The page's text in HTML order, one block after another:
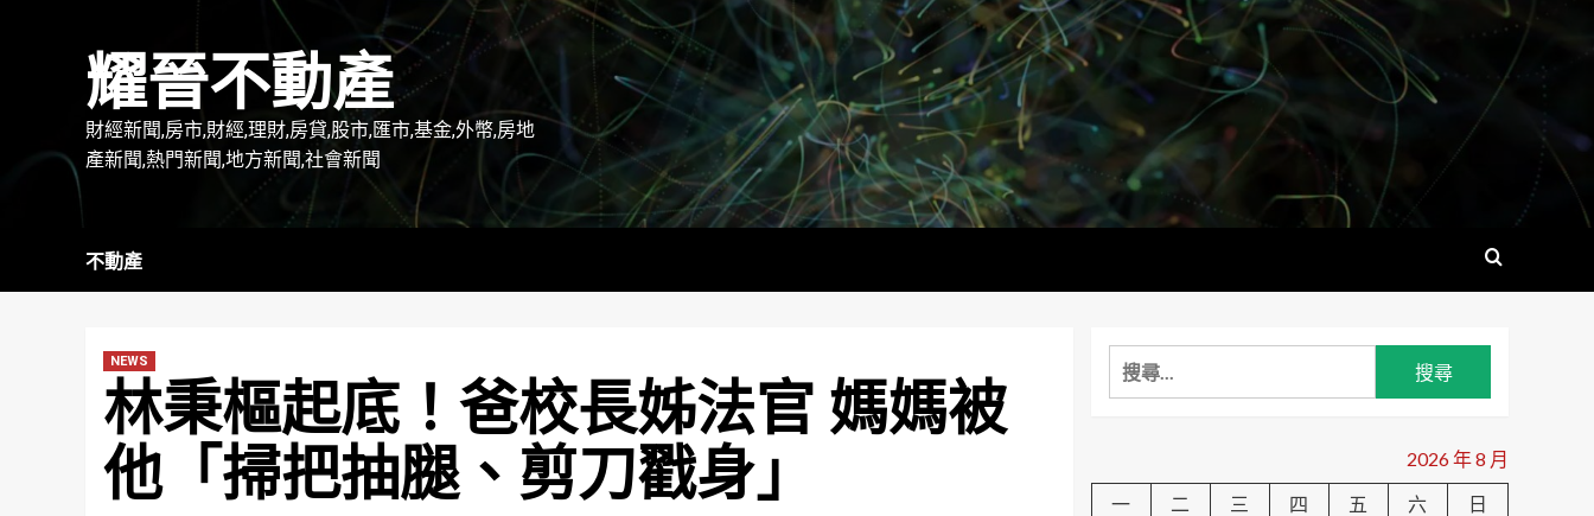
耀晉不動產
財經新聞,房市,財經,理財,房貸,股市,匯市,基金,外幣,房地
產新聞,熱門新聞,地方新聞,社會新聞
不動產
NEWS
林秉樞起底！爸校長姊法官 媽媽被
他「掃把抽腿、剪刀戳身」
搜
尋
字:
2026 年 8 月
一
二 三 四 五 六
日